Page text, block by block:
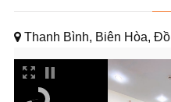
Thanh Bình, Biên Hòa,